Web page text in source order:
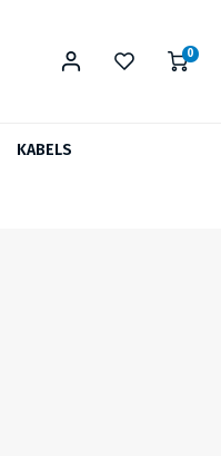
0
KABELS